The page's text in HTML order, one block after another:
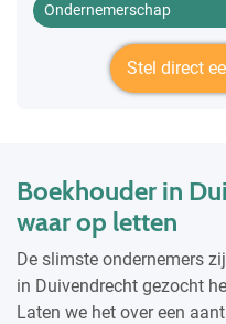
Ondernemerschap
Stel direct
Boekhouder in
waar op letten
De slimste ondernemers
in Duivendrecht gezocht
Laten we het over een